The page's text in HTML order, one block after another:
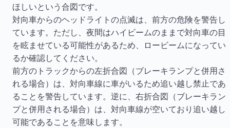
ほしいという合図です。
対向車からのヘッドライトの点滅は、前方の危険を警告し
ています。ただし、夜間はハイビームのままで対向車の目
を眩ませている可能性があるため、ロービームになってい
るか確認してください。
前方のトラックからの左折合図（ブレーキランプと併用さ
れる場合）は、対向車線に車がいるため追い越し禁止であ
ることを警告しています。逆に、右折合図（ブレーキラン
プと併用される場合）は、対向車線が空いており追い越し
可能であることを意味します。